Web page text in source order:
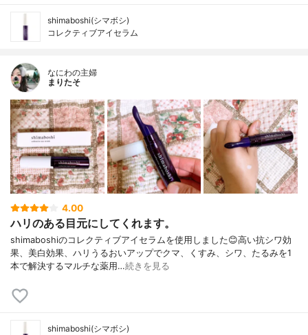
shimaboshi(シマボシ)
コレクティブアイセラム
なにわの主婦
まりたそ
4.00
ハリのある目元にしてくれます。
shimaboshiのコレクティブアイセラムを使用しました😊高い抗シワ効
果、美白効果、ハリうるおいアップでクマ、くすみ、シワ、たるみを1
本で解決するマルチな薬用…続きを見る
shimaboshi(シマボシ)